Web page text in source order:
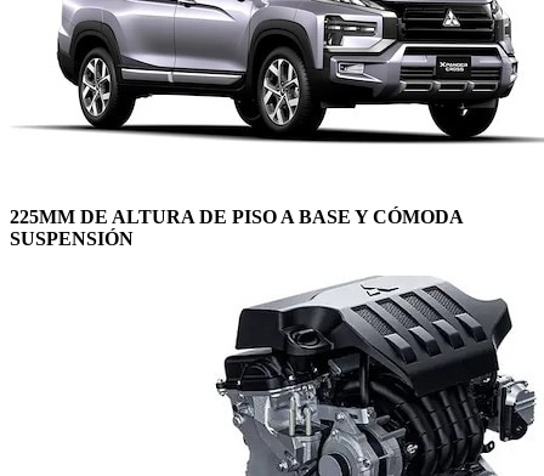
225MM DE ALTURA DE PISO A BASE Y CÓMODA
SUSPENSIÓN